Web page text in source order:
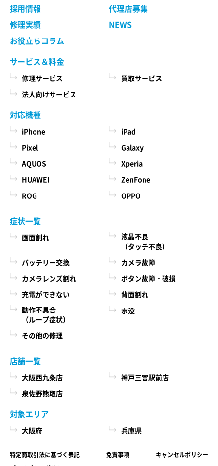
だくために、氏名、住所、連絡先、支払方法な
どの登録情報、利用されたサービスや購入され
た商品、およびそれらの代金などに関する情報
を表示する目的
ユーザーにお知らせや連絡をするためにメール
アドレスを利用する場合やユーザーに商品を送
付したり必要に応じて連絡したりするため、氏
名や住所などの連絡先情報を利用する目的
ユーザーの本人確認を行うために、氏名、生年
月日、住所、電話番号、銀行口座番号、クレジ
ットカード番号、運転免許証番号、配達証明付
き郵便の到達結果などの情報を利用する目的
ユーザーに代金を請求するために、購入された
商品名や数量、利用されたサービスの種類や期
号やクレジットカード番号などの支払に関する
情報などを利用する目的
ユーザーが簡便にデータを入力できるようにす
るために、当社に登録されている情報を入力画
面に表示させたり、ユーザーのご指示に基づい
て他のサービスなど（提携先が提供するものも
含みます）に転送したりする目的
代金の支払を遅滞したり第三者に損害を発生さ
したユーザーや、不正・不当な目的でサービス
を利用しようとするユーザーの利用をお断りす
るために、利用態様、氏名や住所など個人を特
定するための情報を利用する目的
ユーザーからのお問い合わせに対応するため
に、お問い合わせ内容や代金の請求に関する情
報など当社がユーザーに対してサービスを提供
するにあたって必要となる情報や、ユーザーの
サービス利用状況、連絡先情報などを利用する
第４条 修理の手続き
本規約に基づき当社が行う修理は、当社各店舗、
当社ホームページでご確認ください。 当社が修理
依頼品をお預かりする前に、お客様により修理依
頼品に取り付けられた記録媒体、SIMカード、ケー
ス、その他一切のもの（以下「付加物」としま
す）を修理依頼品から取り外してください。 な
お、修理依頼品に付加物が取り付けられた状態
で、お客様が修理依頼品を当社にお引渡しされた
場合、当社は、修理の過程で、付加物に生じうる
汚損、破損、紛失その他付加物に関連して生じう
る一切の損害につき責任を負いかねます。
第５条 料金について
本サービスの料金（修理料金、その他の費用を含
み、以下「サービス料金」と言います）は当社規
社各店舗、当社ホームページでも確認することが
できますが、状況、条件により実際の料金が異な
る場合がございますので、本サービスをご依頼の
際に、必ず当社各店舗へお問い合わせください。
第６条 修理部品の取扱い
本サービスで使用する交換部品は、互換製品とな
ります。 本サービスの提供による部品交換の際に
取り外した修理依頼品の部品をリサイクルや分析
などのために、当社の任意の判断で回収させてい
ただく場合があります。 回収した部品は当社の所
は廃棄等を行いますので、あらかじめご了承くだ
さい。
第７条 修理保証について
当社がおこなった修理において、修理完了日（当
社所定の処理が完了し、修理依頼品をお客様に引
品)または3ヶ月以内(その他の修理対応)に修理依頼
採用情報
代理店募集
修理実績
NEWS
お役立ちコラム
サービス＆料金
修理サービス
買取サービス
法人向けサービス
対応機種
iPhone
iPad
Pixel
Galaxy
AQUOS
Xperia
HUAWEI
ZenFone
ROG
OPPO
症状一覧
画面割れ
液晶不良
（タッチ不良）
バッテリー交換
カメラ故障
カメラレンズ割れ
ボタン故障・破損
充電ができない
背面割れ
動作不具合
（ループ症状）
水没
その他の修理
店舗一覧
大阪西九条店
神戸三宮駅前店
泉佐野熊取店
対象エリア
大阪府 兵庫県
特定商取引法に基づく表記 免責事項
キャンセルポリシー